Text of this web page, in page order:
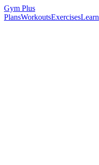
Gym Plus
PlansWorkoutsExercisesLearn